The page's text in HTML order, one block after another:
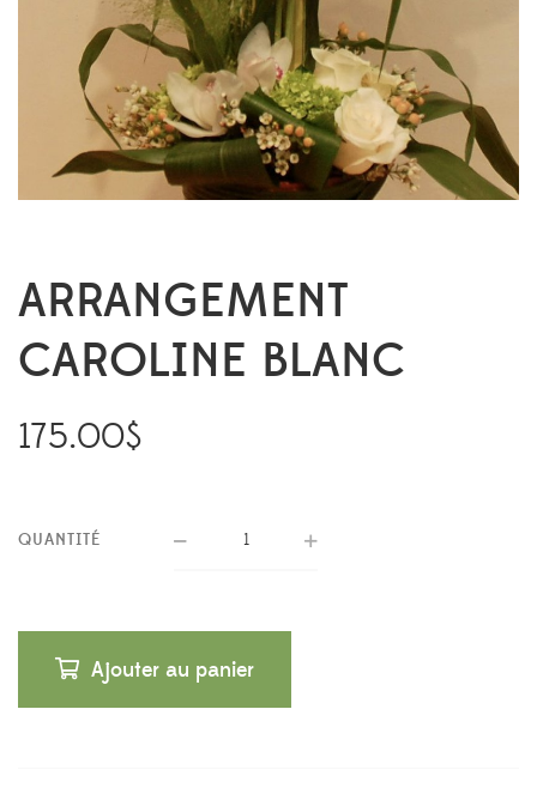
ARRANGEMENT
CAROLINE BLANC
175.00$
QUANTITÉ
Ajouter au panier